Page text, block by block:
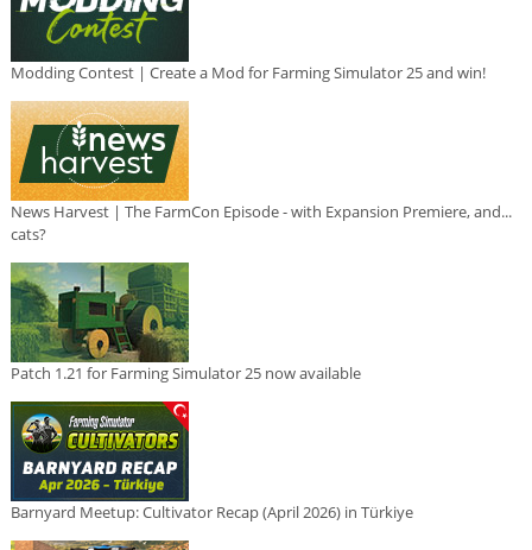
Modding Contest | Create a Mod for Farming Simulator 25 and win!
News Harvest | The FarmCon Episode - with Expansion Premiere, and...
cats?
Patch 1.21 for Farming Simulator 25 now available
Barnyard Meetup: Cultivator Recap (April 2026) in Türkiye